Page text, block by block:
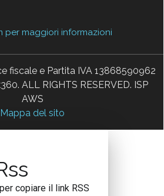
per maggiori informazioni
fiscale e Partita IVA 13868590962
ALL RIGHTS RESERVED. ISP
AWS
Mappa del sito
copiare il link RSS